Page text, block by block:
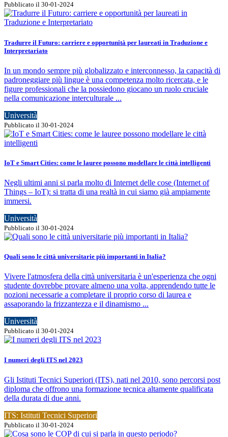
Pubblicato il 30-01-2024
Tradurre il Futuro: carriere e opportunità per laureati in Traduzione e
Interpretariato
In un mondo sempre più globalizzato e interconnesso, la capacità di
padroneggiare più lingue è una competenza molto ricercata, e le
figure professionali che la possiedono giocano un ruolo cruciale
nella comunicazione interculturale ...
Università
Pubblicato il 30-01-2024
IoT e Smart Cities: come le lauree possono modellare le città intelligenti
Negli ultimi anni si parla molto di Internet delle cose (Internet of
Things – IoT): si tratta di una realtà in cui siamo già ampiamente
immersi.
Università
Pubblicato il 30-01-2024
Quali sono le città universitarie più importanti in Italia?
Vivere l'atmosfera della città universitaria è un'esperienza che ogni
studente dovrebbe provare almeno una volta, apprendendo tutte le
nozioni necessarie a completare il proprio corso di laurea e
assaporando la frizzantezza e il dinamismo ...
Università
Pubblicato il 30-01-2024
I numeri degli ITS nel 2023
Gli Istituti Tecnici Superiori (ITS), nati nel 2010, sono percorsi post
diploma che offrono una formazione tecnica altamente qualificata
della durata di due anni.
ITS: Istituti Tecnici Superiori
Pubblicato il 30-01-2024